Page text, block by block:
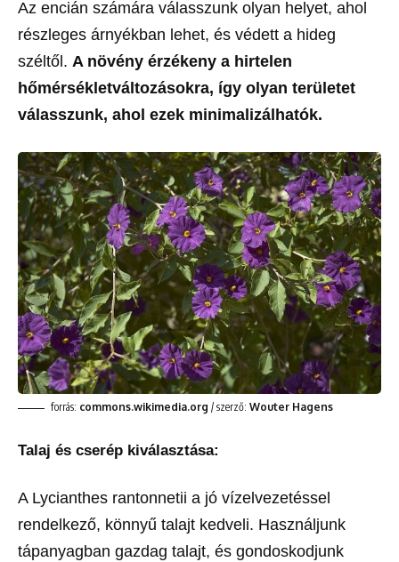
Az encián számára válasszunk olyan helyet, ahol
részleges árnyékban lehet, és védett a hideg
széltől. A növény érzékeny a hirtelen
hőmérsékletváltozásokra, így olyan területet
válasszunk, ahol ezek minimalizálhatók.
forrás: commons.wikimedia.org / szerző: Wouter Hagens
Talaj és cserép kiválasztása:
A Lycianthes rantonnetii a jó vízelvezetéssel
rendelkező, könnyű talajt kedveli. Használjunk
tápanyagban gazdag talajt, és gondoskodjunk